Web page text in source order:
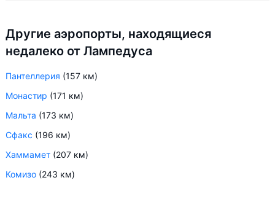
Другие аэропорты, находящиеся
недалеко от Лампедуса
Пантеллерия (157 км)
Монастир (171 км)
Мальта (173 км)
Сфакс (196 км)
Хаммамет (207 км)
Комизо (243 км)